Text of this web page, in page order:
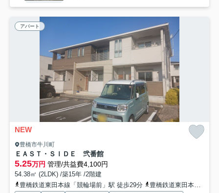
アパート
NEW
豊橋市牛川町
ＥＡＳＴ・ＳＩＤＥ 弐番館
5.25万円 管理/共益費4,100円
54.38㎡ (2LDK) /築15年 /2階建
豊橋鉄道東田本線「競輪場前」駅 徒歩29分
豊橋鉄道東田本線「東田」駅 徒歩31分